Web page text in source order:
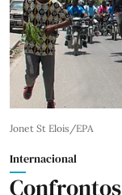
Jonet St Elois/EPA
Internacional